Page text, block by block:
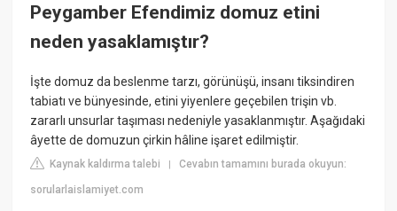
Peygamber Efendimiz domuz etini
neden yasaklamıştır?
İşte domuz da beslenme tarzı, görünüşü, insanı tiksindiren
tabiatı ve bünyesinde, etini yiyenlere geçebilen trişin vb.
zararlı unsurlar taşıması nedeniyle yasaklanmıştır. Aşağıdaki
âyette de domuzun çirkin hâline işaret edilmiştir.
Kaynak kaldırma talebi |Cevabın tamamını burada okuyun:
sorularlaislamiyet.com